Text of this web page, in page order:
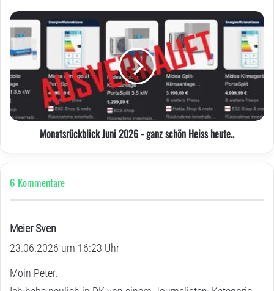
geschafft..
Monatsrückblick
Juni
2026
-
ganz
schön
Heiss
heute..
Monatsrückblick Juni 2026 - ganz schön Heiss heute..
6 Kommentare
Meier Sven
a
t
23.06.2026 um 16:23 Uhr
Moin Peter.